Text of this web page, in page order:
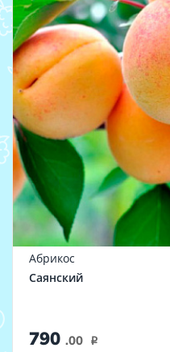
Абрикос
Саянский
790 .00 i